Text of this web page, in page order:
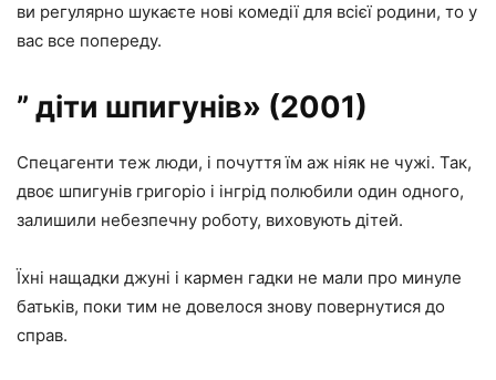
ви регулярно шукаєте нові комедії для всієї родини, то у
вас все попереду.
” діти шпигунів» (2001)
Спецагенти теж люди, і почуття їм аж ніяк не чужі. Так,
двоє шпигунів григоріо і інгрід полюбили один одного,
залишили небезпечну роботу, виховують дітей.
Їхні нащадки джуні і кармен гадки не мали про минуле
батьків, поки тим не довелося знову повернутися до
справ.